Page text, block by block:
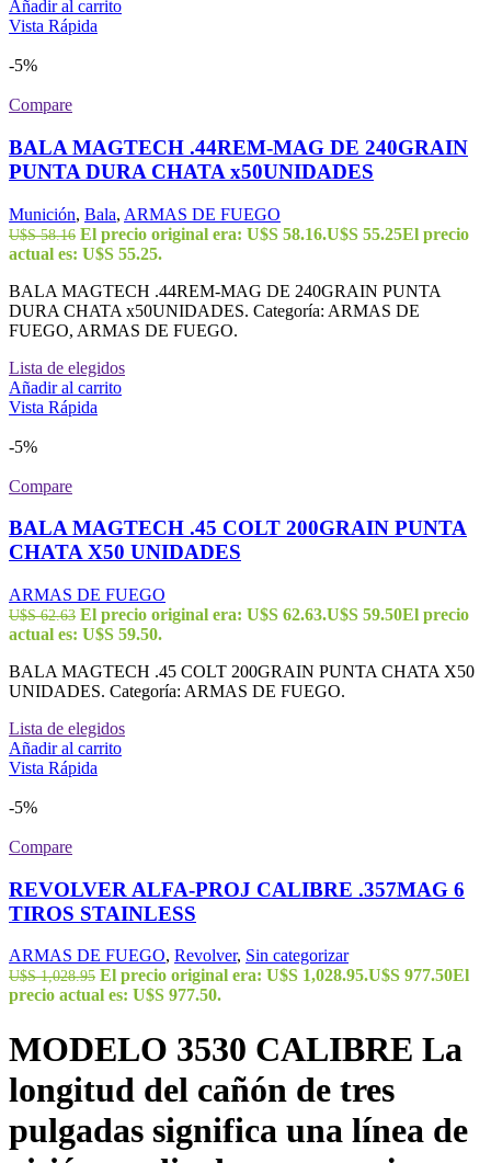
Añadir al carrito
Vista Rápida
-5%
Compare
BALA MAGTECH .44REM-MAG DE 240GRAIN
PUNTA DURA CHATA x50UNIDADES
Munición, Bala, ARMAS DE FUEGO
U$S58.16 El precio original era: U$S 58.16.U$S 55.25El precio
actual es: U$S 55.25.
BALA MAGTECH .44REM-MAG DE 240GRAIN PUNTA
DURA CHATA x50UNIDADES. Categoría: ARMAS DE
FUEGO, ARMAS DE FUEGO.
Lista de elegidos
Añadir al carrito
Vista Rápida
-5%
Compare
BALA MAGTECH .45 COLT 200GRAIN PUNTA
CHATA X50 UNIDADES
ARMAS DE FUEGO
U$S62.63 El precio original era: U$S 62.63.U$S 59.50El precio
actual es: U$S 59.50.
BALA MAGTECH .45 COLT 200GRAIN PUNTA CHATA X50
UNIDADES. Categoría: ARMAS DE FUEGO.
Lista de elegidos
Añadir al carrito
Vista Rápida
-5%
Compare
REVOLVER ALFA-PROJ CALIBRE .357MAG 6
TIROS STAINLESS
ARMAS DE FUEGO, Revolver, Sin categorizar
U$S1,028.95 El precio original era: U$S 1,028.95.U$S 977.50El
precio actual es: U$S 977.50.
MODELO 3530 CALIBRE La
longitud del cañón de tres
pulgadas significa una línea de